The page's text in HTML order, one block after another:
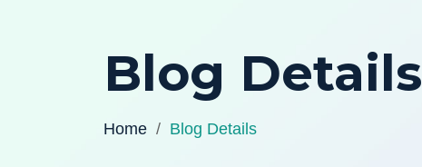
Blog Details
Home Blog Details